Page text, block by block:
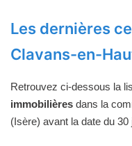
Les dernières
Clavans-en-
Retrouvez ci-dessous la
immobilières dans la
(Isère) avant la date du 30